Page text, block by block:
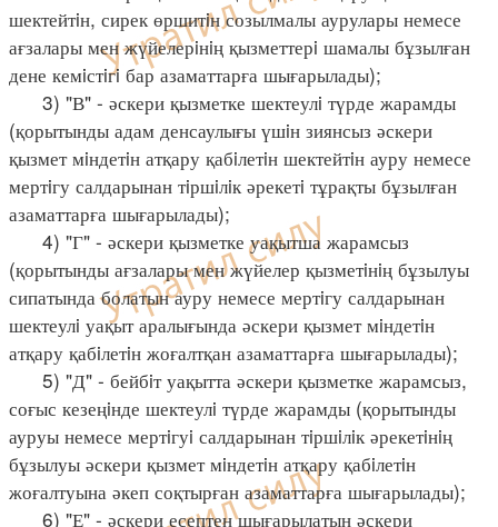
шектейтiн, сирек өршитiн созылмалы аурулары немесе
ағзалары мен жүйелерiнiң қызметтерi шамалы бұзылған
дене кемiстiгi бар азаматтарға шығарылады);
3) "В" - әскери қызметке шектеулi түрде жарамды
(қорытынды адам денсаулығы үшiн зиянсыз әскери
қызмет мiндетiн атқару қабiлетiн шектейтiн ауру немесе
мертiгу салдарынан тiршiлiк әрекетi тұрақты бұзылған
азаматтарға шығарылады);
4) "Г" - әскери қызметке уақытша жарамсыз
(қорытынды ағзалары мен жүйелер қызметiнiң бұзылуы
сипатында болатын ауру немесе мертiгу салдарынан
шектеулi уақыт аралығында әскери қызмет мiндетiн
атқару қабiлетiн жоғалтқан азаматтарға шығарылады);
5) "Д" - бейбiт уақытта әскери қызметке жарамсыз,
соғыс кезеңiнде шектеулi түрде жарамды (қорытынды
ауруы немесе мертiгуi салдарынан тiршiлiк әрекетiнiң
бұзылуы әскери қызмет мiндетiн атқару қабiлетiн
жоғалтуына әкеп соқтырған азаматтарға шығарылады);
6) "Е" - әскери есептен шығарылатын әскери